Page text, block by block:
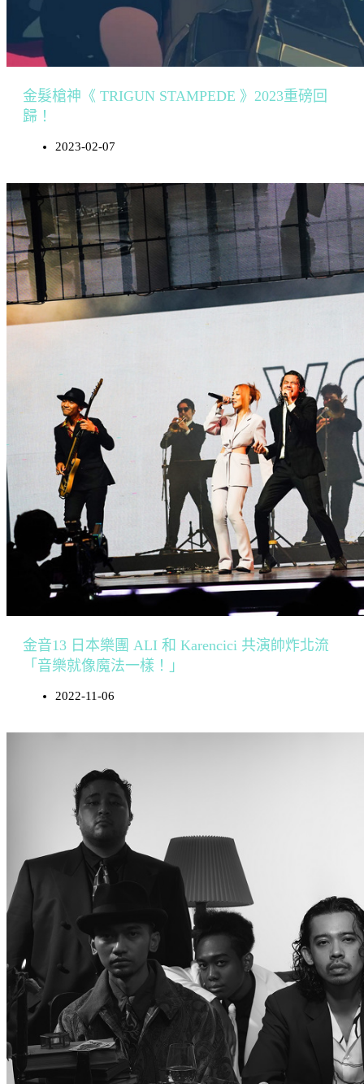
金髮槍神《 TRIGUN STAMPEDE 》2023重磅回
歸！
2023-02-07
金音13 日本樂團 ALI 和 Karencici 共演帥炸北流
「音樂就像魔法一樣！」
2022-11-06